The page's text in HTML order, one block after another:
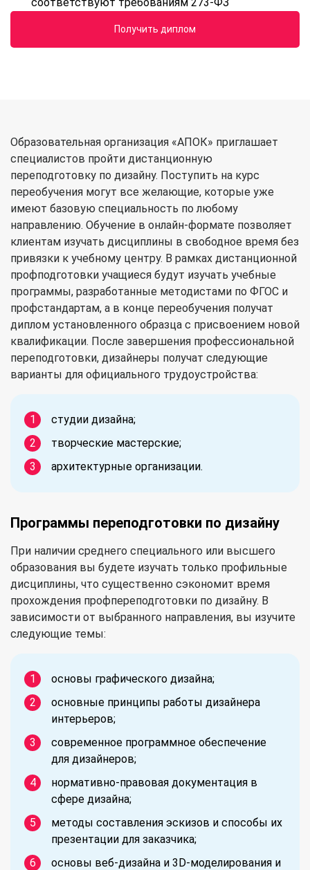
Получить диплом
Образовательная организация «АПОК» приглашает
специалистов пройти дистанционную
переподготовку по дизайну. Поступить на курс
переобучения могут все желающие, которые уже
имеют базовую специальность по любому
направлению. Обучение в онлайн-формате позволяет
клиентам изучать дисциплины в свободное время без
привязки к учебному центру. В рамках дистанционной
профподготовки учащиеся будут изучать учебные
программы, разработанные методистами по ФГОС и
профстандартам, а в конце переобучения получат
диплом установленного образца с присвоением новой
квалификации. После завершения профессиональной
переподготовки, дизайнеры получат следующие
варианты для официального трудоустройства:
студии дизайна;
творческие мастерские;
архитектурные организации.
Программы переподготовки по дизайну
При наличии среднего специального или высшего
образования вы будете изучать только профильные
дисциплины, что существенно сэкономит время
прохождения профпереподготовки по дизайну. В
зависимости от выбранного направления, вы изучите
следующие темы:
основы графического дизайна;
основные принципы работы дизайнера
интерьеров;
современное программное обеспечение
для дизайнеров;
нормативно-правовая документация в
сфере дизайна;
методы составления эскизов и способы их
презентации для заказчика;
основы веб-дизайна и 3D-моделирования и